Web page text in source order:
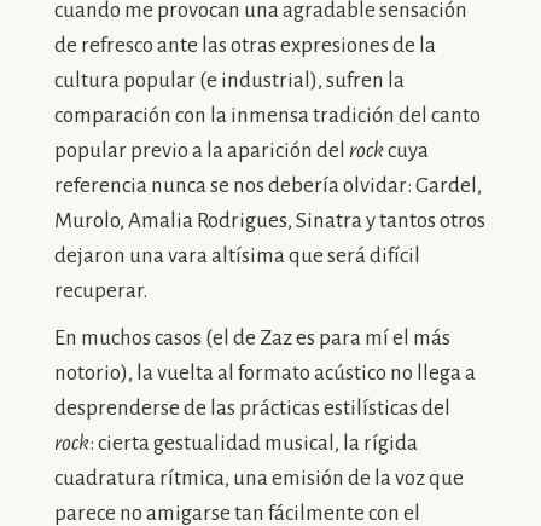
cuando me provocan una agradable sensación
de refresco ante las otras expresiones de la
cultura popular (e industrial), sufren la
comparación con la inmensa tradición del canto
popular previo a la aparición del rockcuya
referencia nunca se nos debería olvidar: Gardel,
Murolo, Amalia Rodrigues, Sinatra y tantos otros
dejaron una vara altísima que será difícil
recuperar.
En muchos casos (el de Zaz es para mí el más
notorio), la vuelta al formato acústico no llega a
desprenderse de las prácticas estilísticas del
rock: cierta gestualidad musical, la rígida
cuadratura rítmica, una emisión de la voz que
parece no amigarse tan fácilmente con el